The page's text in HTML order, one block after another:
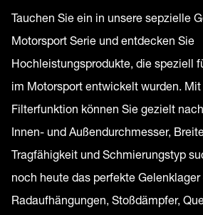
Tauchen Sie ein in unsere sepzielle
Motorsport Serie und entdecken Sie
Hochleistungsprodukte, die speziell
im Motorsport entwickelt wurden.
Filterfunktion können Sie gezielt
Innen- und Außendurchmesser,
Tragfähigkeit und Schmierungstyp
noch heute das perfekte Gelenklager
Radaufhängungen, Stoßdämpfer,